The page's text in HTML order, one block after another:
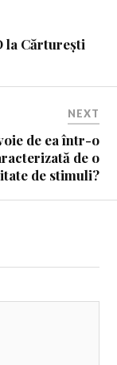
la Cărturești
NEXT
de ea într-o
de o
de stimuli?